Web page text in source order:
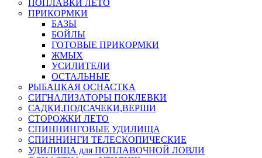
ПОПЛАВКИ ЛЕТО
ПРИКОРМКИ
БАЗЫ
БОЙЛЫ
ГОТОВЫЕ ПРИКОРМКИ
ЖМЫХ
УСИЛИТЕЛИ
ОСТАЛЬНЫЕ
РЫБАЦКАЯ ОСНАСТКА
СИГНАЛИЗАТОРЫ ПОКЛЕВКИ
САДКИ,ПОДСАЧЕКИ,ВЕРШИ
СТОРОЖКИ ЛЕТО
СПИННИНГОВЫЕ УДИЛИЩА
СПИННИНГИ ТЕЛЕСКОПИЧЕСКИЕ
УДИЛИЩА для ПОПЛАВОЧНОЙ ЛОВЛИ